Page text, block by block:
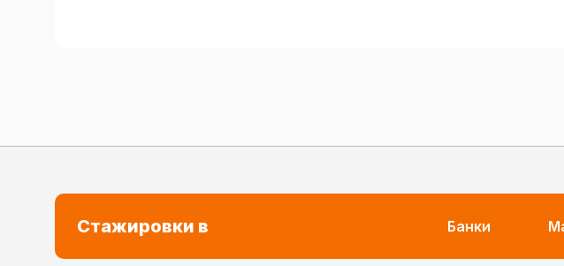
Стажировки в Банки